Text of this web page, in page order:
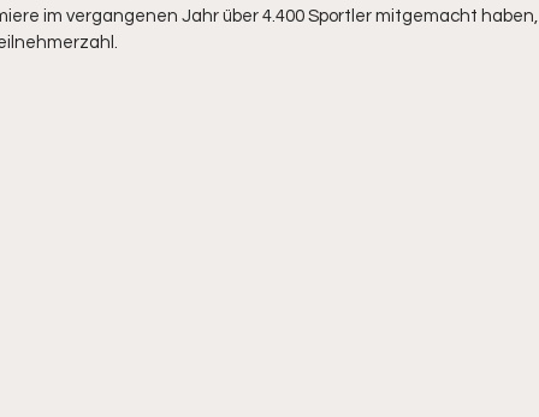
im vergangenen Jahr über 4.400 Sportler mitgemacht haben,